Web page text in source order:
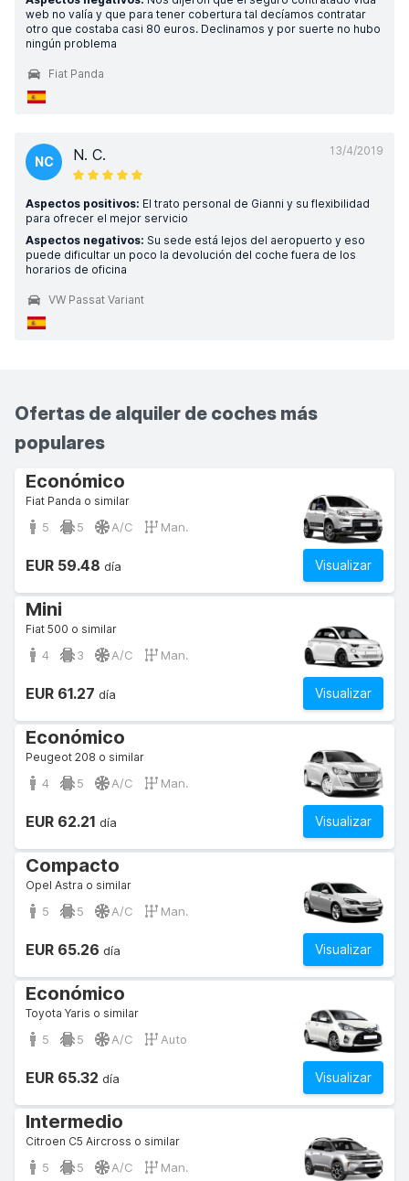
web no valía y que para tener cobertura tal decíamos contratar
otro que costaba casi 80 euros. Declinamos y por suerte no hubo
ningún problema
Fiat Panda
13/4/2019
NC N. C.
Aspectos positivos: El trato personal de Gianni y su flexibilidad
para ofrecer el mejor servicio
Aspectos negativos: Su sede está lejos del aeropuerto y eso
puede dificultar un poco la devolución del coche fuera de los
horarios de oficina
VW Passat Variant
Ofertas de alquiler de coches más
populares
Económico
Fiat Panda o similar
5 5 A/C Man.
Visualizar
EUR 59.48 día
Mini
Fiat 500 o similar
4 3 A/C Man.
Visualizar
EUR 61.27 día
Económico
Peugeot 208 o similar
4 5 A/C Man.
Visualizar
EUR 62.21 día
Compacto
Opel Astra o similar
5 5 A/C Man.
Visualizar
EUR 65.26 día
Económico
Toyota Yaris o similar
5 5 A/C Auto
Visualizar
EUR 65.32 día
Intermedio
Citroen C5 Aircross o similar
5 5 A/C Man.